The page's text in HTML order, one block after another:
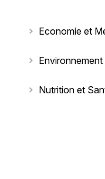
Economie et
Nutrition et